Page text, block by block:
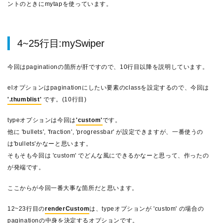
ントのときにmytapを使っています。
4~25行目:mySwiper
今回はpaginationの箇所が肝ですので、10行目以降を説明しています。
elオプションはpaginationにしたい要素のclassを設定するので、今回は
'.thumblist' です。(10行目)
typeオプションは今回は'custom'です。
他に 'bullets', 'fraction', 'progressbar' が設定できますが、一番使うの
は'bullets'かなーと思います。
そもそも今回は 'custom' でどんな風にできるかなーと思って、作ったの
が発端です。
ここからが今回一番大事な箇所だと思います。
12~23行目のrenderCustomは、typeオプションが 'custom' の場合の
paginationの中身を決定するオプションです。